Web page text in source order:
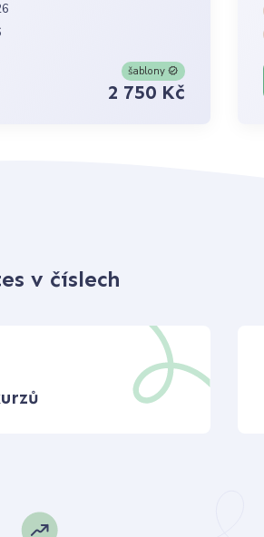
šablony
2 750 Kč
v číslech